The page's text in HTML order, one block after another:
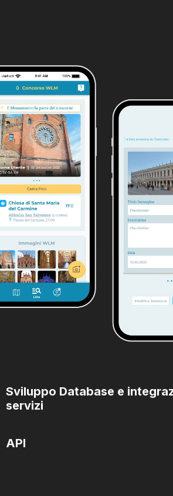
Sviluppo Database e
servizi
API